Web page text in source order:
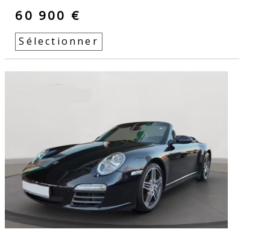
60 900 €
Sélectionner